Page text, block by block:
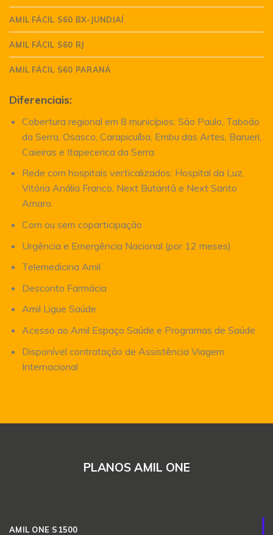
AMIL FÁCIL S60 BX-JUNDIAÍ
AMIL FÁCIL S60 RJ
AMIL FÁCIL S60 PARANÁ
Diferenciais:
Cobertura regional em 8 municípios: São Paulo, Taboão
da Serra, Osasco, Carapicuíba, Embu das Artes, Barueri,
Caieiras e Itapecerica da Serra.
Rede com hospitais verticalizados: Hospital da Luz,
Vitória Anália Franco, Next Butantã e Next Santo
Amaro.
Com ou sem coparticipação
Urgência e Emergência Nacional (por 12 meses)
Telemedicina Amil
Desconto Farmácia
Amil Ligue Saúde
Acesso ao Amil Espaço Saúde e Programas de Saúde
Disponível contratação de Assistência Viagem
Internacional
PLANOS AMIL ONE
AMIL ONE S1500